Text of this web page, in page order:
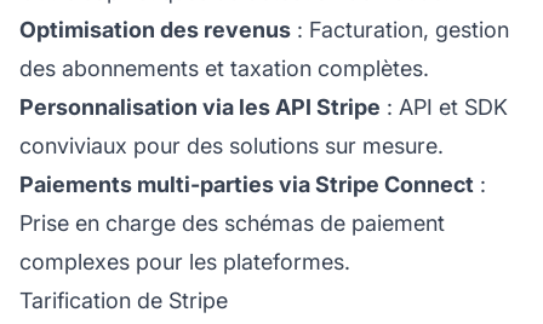
Optimisation des revenus : Facturation, gestion
des abonnements et taxation complètes.
Personnalisation via les API Stripe : API et SDK
conviviaux pour des solutions sur mesure.
Paiements multi-parties via Stripe Connect :
Prise en charge des schémas de paiement
complexes pour les plateformes.
Tarification de Stripe